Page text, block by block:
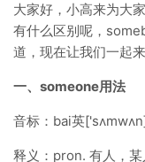
大家好，小高来为大
有什么区别呢，
道，现在让我们一起
一、someone用法
音标：bai英
释义：pron. 有人，某